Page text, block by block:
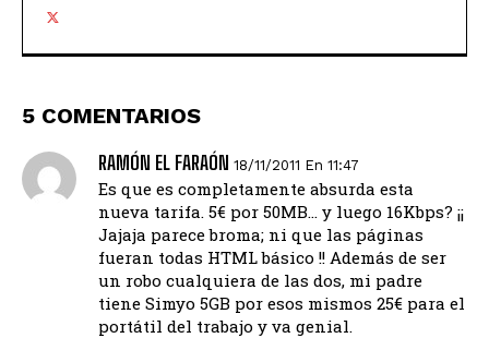
5 COMENTARIOS
RAMÓN EL FARAÓN 18/11/2011 En 11:47
Es que es completamente absurda esta
nueva tarifa. 5€ por 50MB… y luego 16Kbps? ¡¡
Jajaja parece broma; ni que las páginas
fueran todas HTML básico !! Además de ser
un robo cualquiera de las dos, mi padre
tiene Simyo 5GB por esos mismos 25€ para el
portátil del trabajo y va genial.